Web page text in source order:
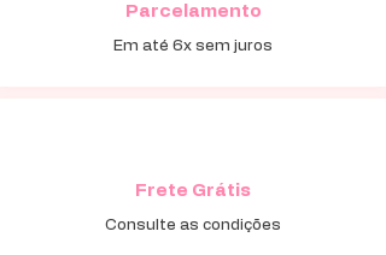
Parcelamento
Em até 6x sem juros
Frete Grátis
Consulte as condições